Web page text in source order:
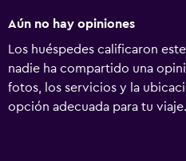
Aún no hay opiniones
Los huéspedes calificaron
nadie ha compartido una
fotos, los servicios y la
opción adecuada para tu viaje.